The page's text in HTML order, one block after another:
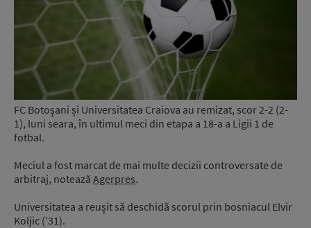
FC Botoşani și Universitatea Craiova au remizat, scor 2-2 (2-
1), luni seara, în ultimul meci din etapa a 18-a a Ligii 1 de
fotbal.
Meciul a fost marcat de mai multe decizii controversate de
arbitraj, notează Agerpres.
Universitatea a reuşit să deschidă scorul prin bosniacul Elvir
Koljic (’31).